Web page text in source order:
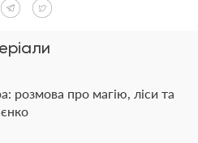
розмова про магію, ліси та